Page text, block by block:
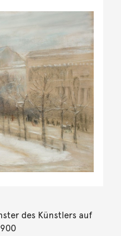
des Künstlers auf